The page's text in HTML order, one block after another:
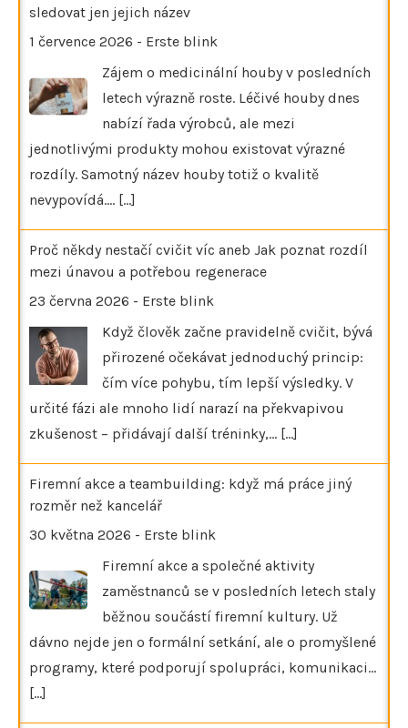
sledovat jen jejich název
1 července 2026 - Erste blink
Zájem o medicinální houby v posledních
letech výrazně roste. Léčivé houby dnes
nabízí řada výrobců, ale mezi
jednotlivými produkty mohou existovat výrazné
rozdíly. Samotný název houby totiž o kvalitě
nevypovídá.… [...]
Proč někdy nestačí cvičit víc aneb Jak poznat rozdíl
mezi únavou a potřebou regenerace
23 června 2026 - Erste blink
Když člověk začne pravidelně cvičit, bývá
přirozené očekávat jednoduchý princip:
čím více pohybu, tím lepší výsledky. V
určité fázi ale mnoho lidí narazí na překvapivou
zkušenost – přidávají další tréninky,… [...]
Firemní akce a teambuilding: když má práce jiný
rozměr než kancelář
30 května 2026 - Erste blink
Firemní akce a společné aktivity
zaměstnanců se v posledních letech staly
běžnou součástí firemní kultury. Už
dávno nejde jen o formální setkání, ale o promyšlené
programy, které podporují spolupráci, komunikaci…
[...]